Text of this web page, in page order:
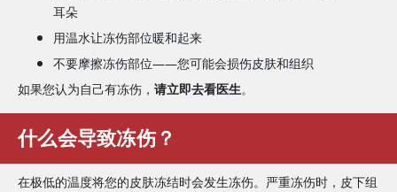
耳朵
用温水让冻伤部位暖和起来
不要摩擦冻伤部位——您可能会损伤皮肤和组织
如果您认为自己有冻伤， 请立即去看医生。
什么会导致冻伤？
在极低的温度将您的皮肤冻结时会发生冻伤。严重冻伤时，皮下组